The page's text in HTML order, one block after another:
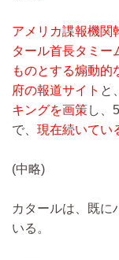
アメリカ諜報機関
タール首長タミー
ものとする煽動的
府の報道サイト と
キングを画策し、
で、 現在続いてい
(中略)
カタールは、既に
いる。